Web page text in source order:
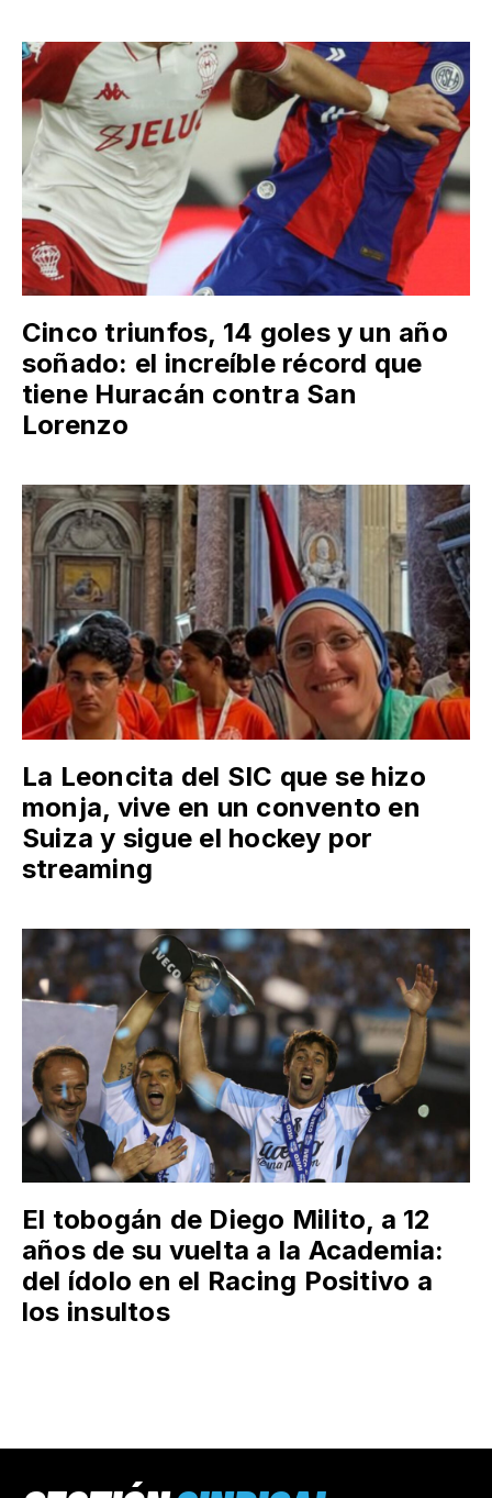
Cinco triunfos, 14 goles y un año
soñado: el increíble récord que
tiene Huracán contra San
Lorenzo
La Leoncita del SIC que se hizo
monja, vive en un convento en
Suiza y sigue el hockey por
streaming
El tobogán de Diego Milito, a 12
años de su vuelta a la Academia:
del ídolo en el Racing Positivo a
los insultos